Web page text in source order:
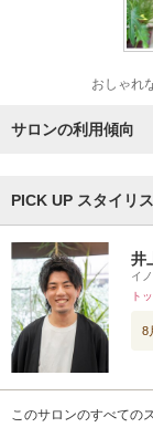
おしゃれ
サロンの利用傾向
PICK UP スタイリ
井
イ
ト
8
このサロンのすべての